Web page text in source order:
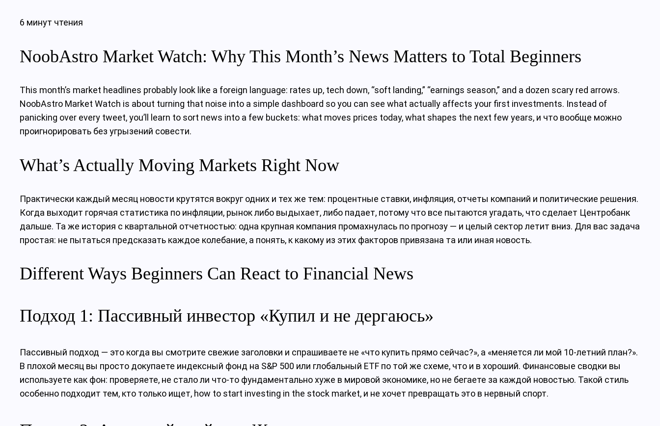
6 минут чтения
NoobAstro Market Watch: Why This Month’s News Matters to Total Beginners
This month’s market headlines probably look like a foreign language: rates up, tech down, “soft landing,” “earnings season,” and a dozen scary red arrows.
NoobAstro Market Watch is about turning that noise into a simple dashboard so you can see what actually affects your first investments. Instead of
panicking over every tweet, you’ll learn to sort news into a few buckets: what moves prices today, what shapes the next few years, и что вообще можно
проигнорировать без угрызений совести.
What’s Actually Moving Markets Right Now
Практически каждый месяц новости крутятся вокруг одних и тех же тем: процентные ставки, инфляция, отчеты компаний и политические решения.
Когда выходит горячая статистика по инфляции, рынок либо выдыхает, либо падает, потому что все пытаются угадать, что сделает Центробанк
дальше. Та же история с квартальной отчетностью: одна крупная компания промахнулась по прогнозу — и целый сектор летит вниз. Для вас задача
простая: не пытаться предсказать каждое колебание, а понять, к какому из этих факторов привязана та или иная новость.
Different Ways Beginners Can React to Financial News
Подход 1: Пассивный инвестор «Купил и не дергаюсь»
Пассивный подход — это когда вы смотрите свежие заголовки и спрашиваете не «что купить прямо сейчас?», а «меняется ли мой 10‑летний план?».
В плохой месяц вы просто докупаете индексный фонд на S&P 500 или глобальный ETF по той же схеме, что и в хороший. Финансовые сводки вы
используете как фон: проверяете, не стало ли что‑то фундаментально хуже в мировой экономике, но не бегаете за каждой новостью. Такой стиль
особенно подходит тем, кто только ищет, how to start investing in the stock market, и не хочет превращать это в нервный спорт.